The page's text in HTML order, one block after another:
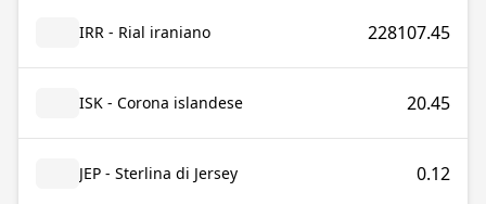
IRR - Rial iraniano 228107.45
ISK - Corona islandese 20.45
JEP - Sterlina di Jersey 0.12